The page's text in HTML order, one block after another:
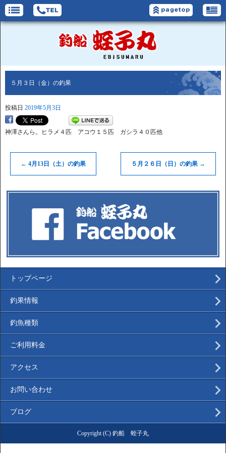
５月３日（金）の釣果
投稿日 2019年5月3日
神澤さんら。ヒラメ４匹 アコウ１５匹 ガシラ４０匹他
← 4月13日（土）の釣果 ５月２６日（日）の釣果 →
トップページ
釣果情報
釣魚種類
ご利用料金
アクセス
お問い合わせ
ブログ
Copyright (C) 釣船 蛭子丸